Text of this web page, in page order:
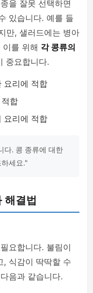
을 잘못 선택하면
있습니다. 예를 들
만, 샐러드에는 병아
를 위해 각 콩류의
중요합니다.
요리에 적합
합
요리에 적합
다. 콩 종류에 대한
세요."
해결법
요합니다. 불림이
, 식감이 딱딱할 수
음과 같습니다.